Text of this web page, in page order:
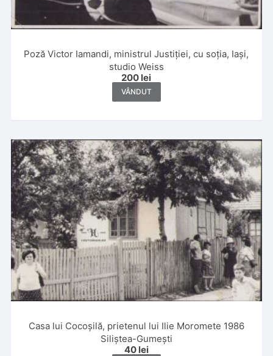
Poză Victor Iamandi, ministrul Justiției, cu soția, Iași,
studio Weiss
200 lei
VÂNDUT
Casa lui Cocoșilă, prietenul lui Ilie Moromete 1986
Siliștea-Gumești
40 lei